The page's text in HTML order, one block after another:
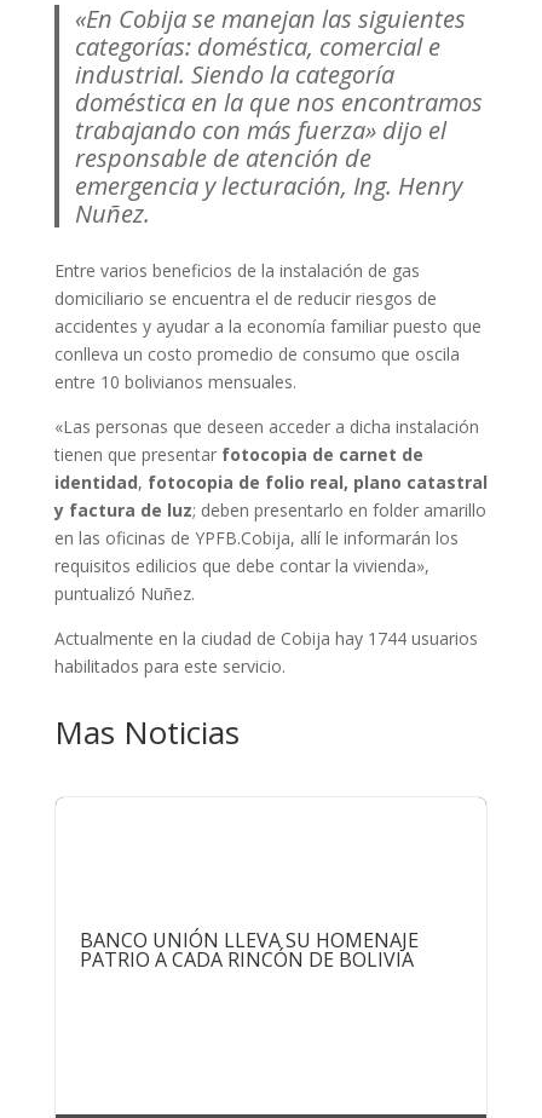
«En Cobija se manejan las siguientes
categorías: doméstica, comercial e
industrial. Siendo la categoría
doméstica en la que nos encontramos
trabajando con más fuerza» dijo el
responsable de atención de
emergencia y lecturación, Ing. Henry
Nuñez.
Entre varios beneficios de la instalación de gas
domiciliario se encuentra el de reducir riesgos de
accidentes y ayudar a la economía familiar puesto que
conlleva un costo promedio de consumo que oscila
entre 10 bolivianos mensuales.
«Las personas que deseen acceder a dicha instalación
tienen que presentar fotocopia de carnet de
identidad, fotocopia de folio real, plano catastral
y factura de luz; deben presentarlo en folder amarillo
en las oficinas de YPFB.Cobija, allí le informarán los
requisitos edilicios que debe contar la vivienda»,
puntualizó Nuñez.
Actualmente en la ciudad de Cobija hay 1744 usuarios
habilitados para este servicio.
Mas Noticias
BANCO UNIÓN LLEVA SU HOMENAJE
PATRIO A CADA RINCÓN DE BOLIVIA